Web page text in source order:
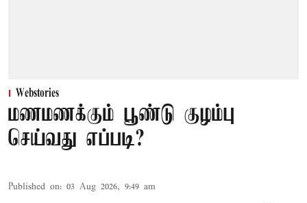
Webstories
மணமணக்கும் பூண்டு குழம்பு
செய்வது எப்படி?
Published on: 03 Aug 2026, 9:49 am